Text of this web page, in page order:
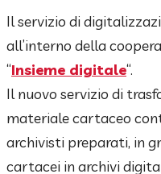
Il servizio di
all’interno della
“Insieme digitale“.
Il nuovo servizio di
materiale cartaceo
archivisti preparati, in
cartacei in archivi